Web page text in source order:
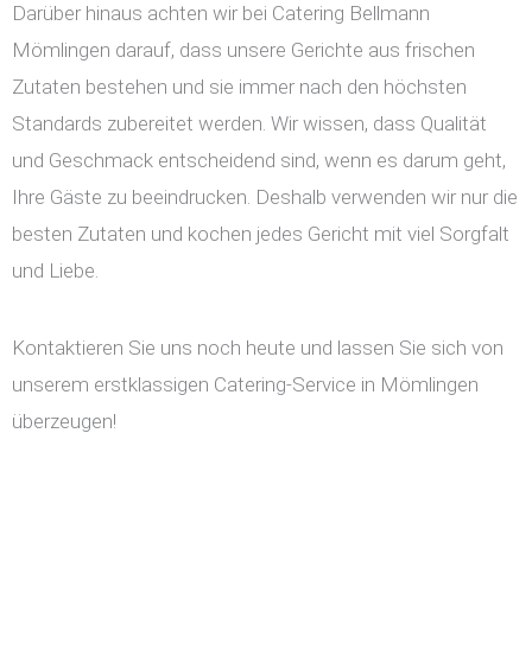
Darüber hinaus achten wir bei Catering Bellmann
Mömlingen darauf, dass unsere Gerichte aus frischen
Zutaten bestehen und sie immer nach den höchsten
Standards zubereitet werden. Wir wissen, dass Qualität
und Geschmack entscheidend sind, wenn es darum geht,
Ihre Gäste zu beeindrucken. Deshalb verwenden wir nur die
besten Zutaten und kochen jedes Gericht mit viel Sorgfalt
und Liebe.
Kontaktieren Sie uns noch heute und lassen Sie sich von
unserem erstklassigen Catering-Service in Mömlingen
überzeugen!